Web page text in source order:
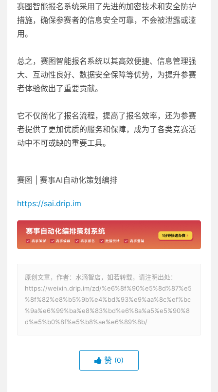
赛图智能报名系统采用了先进的加密技术和安全防护
措施，确保参赛者的信息安全可靠，不会被泄露或滥
用。
总之，赛图智能报名系统以其高效便捷、信息管理强
大、互动性良好、数据安全保障等优势，为提升参赛
者体验做出了重要贡献。
它不仅简化了报名流程，提高了报名效率，还为参赛
者提供了更加优质的服务和保障，成为了各类竞赛活
动中不可或缺的重要工具。
赛图 | 赛事AI自动化策划编排
https://sai.drip.im
原创文章，作者：水滴智店，如若转载，请注明出处：
https://weixin.drip.im/zd/%e6%8f%90%e5%8d%87%e5
%8f%82%e8%b5%9b%e4%bd%93%e9%aa%8c%ef%bc
%9a%e6%99%ba%e8%83%bd%e6%8a%a5%e5%90%8
d%e5%b0%8f%e5%b8%ae%e6%89%8b/
赞 (0)